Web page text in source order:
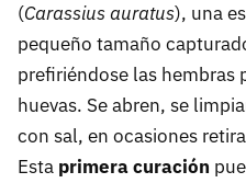
(Carassius auratus), una
pequeño tamaño
prefiriéndose las hembras
huevas. Se abren, se
con sal, en ocasiones
Esta primera curación